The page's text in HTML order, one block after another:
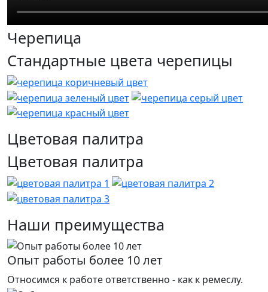
Черепица
Стандартные цвета черепицы
Цветовая палитра
Цветовая палитра
Наши преимущества
Опыт работы более 10 лет
Относимся к работе ответственно - как к ремеслу.